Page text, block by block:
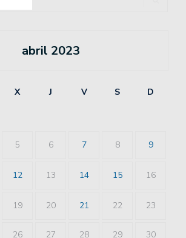
abril 2023
X J V S
D
5 6 7 8 9
12 13 14 15 16
19 20 21 22 23
26 27 28 29 30